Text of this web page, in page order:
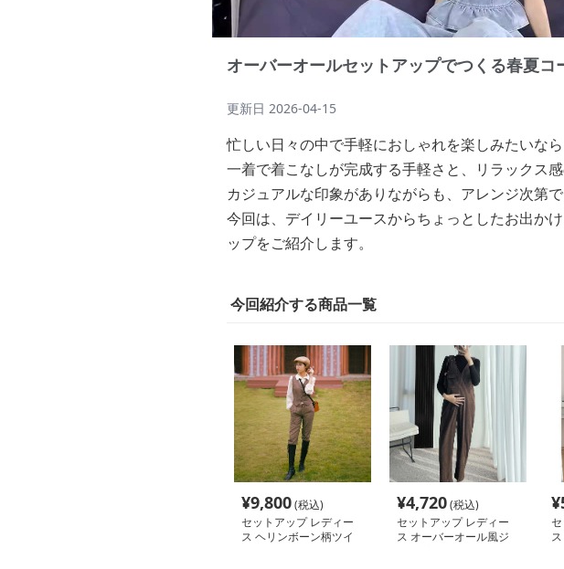
オーバーオールセットアップでつくる春夏コ
更新日 2026-04-15
忙しい日々の中で手軽におしゃれを楽しみたいな
一着で着こなしが完成する手軽さと、リラックス感
カジュアルな印象がありながらも、アレンジ次第
今回は、デイリーユースからちょっとしたお出か
ップをご紹介します。
今回紹介する商品一覧
¥9,800(税込)
セットアップ レディー
ス ヘリンボーン柄ツイ
¥4,720(税込)
セットアップ レディー
ス オーバーオール風ジ
¥